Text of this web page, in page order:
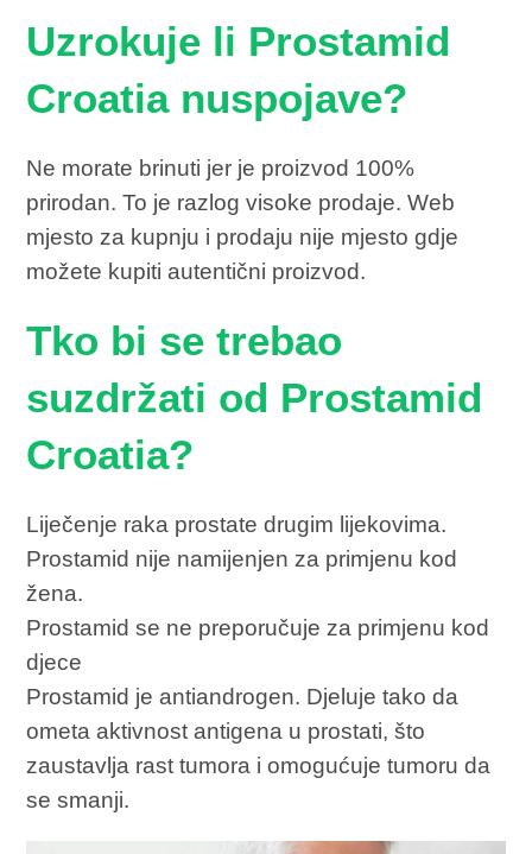
Uzrokuje li Prostamid
Croatia nuspojave?
Ne morate brinuti jer je proizvod 100%
prirodan. To je razlog visoke prodaje. Web
mjesto za kupnju i prodaju nije mjesto gdje
možete kupiti autentični proizvod.
Tko bi se trebao
suzdržati od Prostamid
Croatia?
Liječenje raka prostate drugim lijekovima.
Prostamid nije namijenjen za primjenu kod
žena.
Prostamid se ne preporučuje za primjenu kod
djece
Prostamid je antiandrogen. Djeluje tako da
ometa aktivnost antigena u prostati, što
zaustavlja rast tumora i omogućuje tumoru da
se smanji.